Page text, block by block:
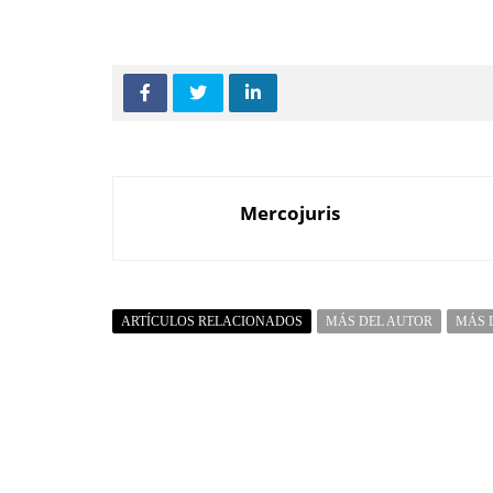
Mercojuris
ARTÍCULOS RELACIONADOS MÁS DEL AUTOR MÁS